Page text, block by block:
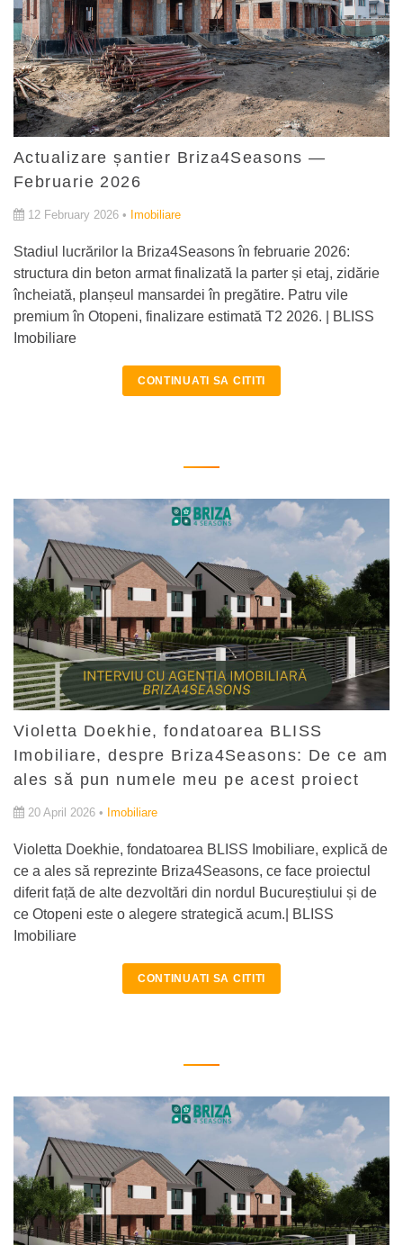
Actualizare șantier Briza4Seasons —
Februarie 2026
12 February 2026 • Imobiliare
Stadiul lucrărilor la Briza4Seasons în februarie 2026:
structura din beton armat finalizată la parter și etaj, zidărie
încheiată, planșeul mansardei în pregătire. Patru vile
premium în Otopeni, finalizare estimată T2 2026. | BLISS
Imobiliare
CONTINUATI SA CITITI
Violetta Doekhie, fondatoarea BLISS
Imobiliare, despre Briza4Seasons: De ce am
ales să pun numele meu pe acest proiect
20 April 2026 • Imobiliare
Violetta Doekhie, fondatoarea BLISS Imobiliare, explică de
ce a ales să reprezinte Briza4Seasons, ce face proiectul
diferit față de alte dezvoltări din nordul Bucureștiului și de
ce Otopeni este o alegere strategică acum.| BLISS
Imobiliare
CONTINUATI SA CITITI